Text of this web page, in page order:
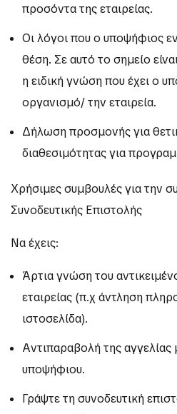
προσόντα της εταιρείας.
Οι λόγοι που ο υποψήφιος
θέση. Σε αυτό το σημείο
η ειδική γνώση που έχει ο
οργανισμό/ την εταιρεία.
Δήλωση προσμονής για
διαθεσιμότητας για
Χρήσιμες συμβουλές για την
Συνοδευτικής Επιστολής
Να έχεις:
Άρτια γνώση του
εταιρείας (π.χ άντληση
ιστοσελίδα).
Αντιπαραβολή της
υποψήφιου.
Γράψτε τη συνοδευτική